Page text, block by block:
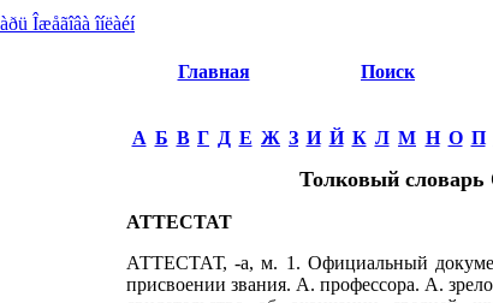
Главная Поиск
А Б В Г Д Е Ж З И Й К Л М Н О П
Толковый словарь
АТТЕСТАТ
АТТЕСТАТ, -а, м. 1. Официальный
присвоении звания. А. профессора. А.